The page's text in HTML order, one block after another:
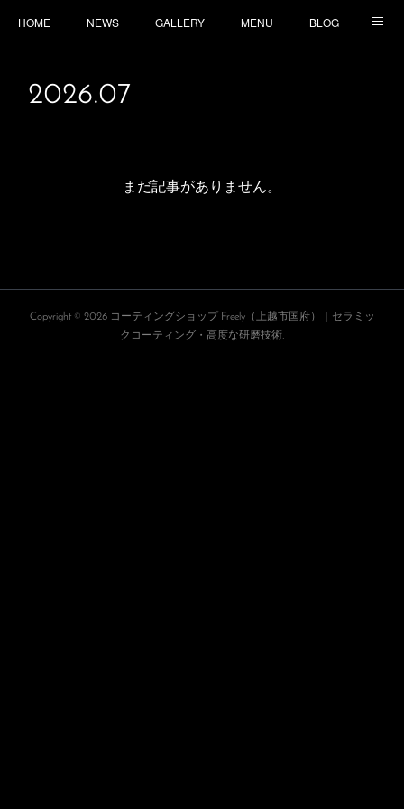
HOME NEWS GALLERY MENU BLOG
2026.07
まだ記事がありません。
Copyright © 2026 コーティングショップ Freely（上越市国府）｜セラミッ
クコーティング・高度な研磨技術.